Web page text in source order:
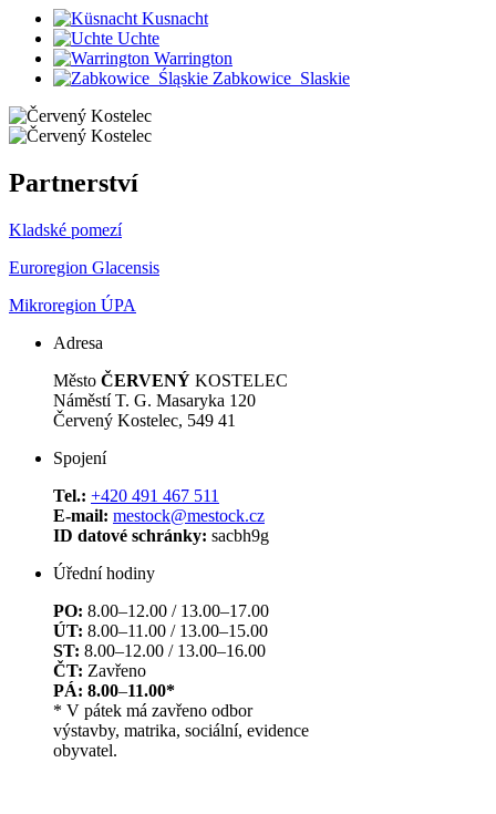
Kusnacht
Uchte
Warrington
Zabkowice_Slaskie
Partnerství
Kladské pomezí
Euroregion Glacensis
Mikroregion ÚPA
Adresa
Město ČERVENÝ KOSTELEC
Náměstí T. G. Masaryka 120
Červený Kostelec, 549 41
Spojení
Tel.: +420 491 467 511
E-mail: mestock@mestock.cz
ID datové schránky: sacbh9g
Úřední hodiny
PO: 8.00–12.00 / 13.00–17.00
ÚT: 8.00–11.00 / 13.00–15.00
ST: 8.00–12.00 / 13.00–16.00
ČT: Zavřeno
PÁ: 8.00–11.00*
* V pátek má zavřeno odbor
výstavby, matrika, sociální, evidence
obyvatel.